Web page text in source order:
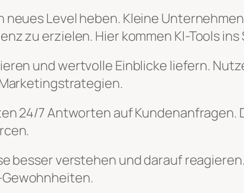
neues Level heben. Kleine
zu erzielen. Hier kommen KI-Tools ins
und wertvolle Einblicke liefern.
24/7 Antworten auf Kundenanfragen.
besser verstehen und darauf